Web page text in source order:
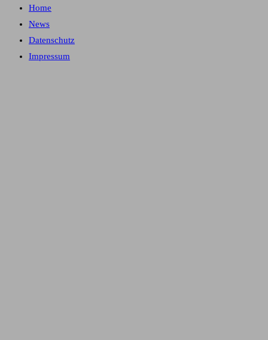
Home
News
Datenschutz
Impressum